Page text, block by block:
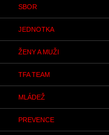
SBOR
JEDNOTKA
ŽENY A MUŽI
TFA TEAM
MLÁDEŽ
PREVENCE